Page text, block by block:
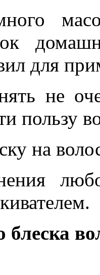
для
не
пользу
на
блеска